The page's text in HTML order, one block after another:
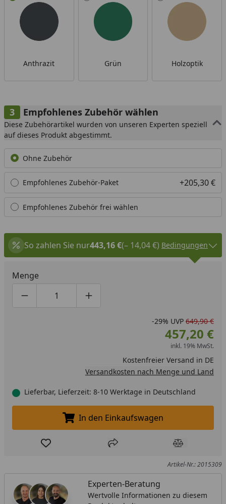
Anthrazit Grün Holzoptik
Empfohlenes Zubehör wählen
Diese Zubehörartikel wurden von unseren Experten speziell
auf dieses Produkt abgestimmt.
Ohne Zubehör
Empfohlenes Zubehör-Paket +205,30 €
Empfohlenes Zubehör frei wählen
So zahlen Sie nur443,16 €(– 14,04 €) Bedingungen
Menge
Produktmenge um eins verringern
Produktmenge manuell eingeben
Produktmenge um eins erhöhen
-29% UVP 649,90 €
457,20 €
inkl. 19% MwSt.
Kostenfreier Versand in DE
Versandkosten nach Menge und Land
Lieferbar, Lieferzeit: 8-10 Werktage in Deutschland
In den Einkaufswagen legen
In den Einkaufswagen
Produkt zur Wunschliste hinzufügen
Teilen Produkt
Artikel-Nr.: 2015309
Experten-Beratung
Wertvolle Informationen zu diesem